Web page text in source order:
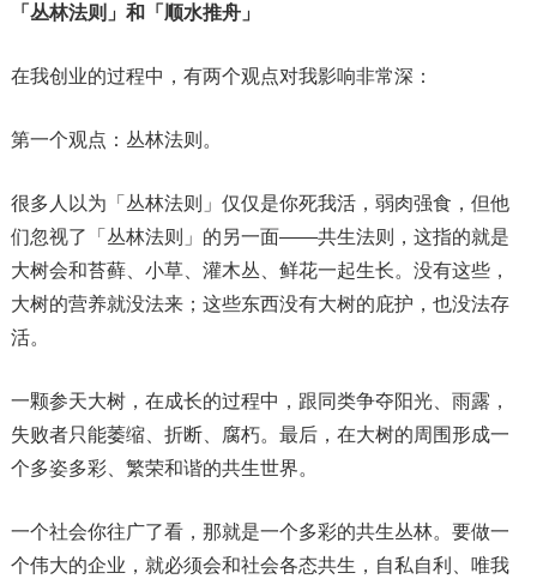
「丛林法则」和「顺水推舟」
在我创业的过程中，有两个观点对我影响非常深：
第一个观点：丛林法则。
很多人以为「丛林法则」仅仅是你死我活，弱肉强食，但他
们忽视了「丛林法则」的另一面——共生法则，这指的就是
大树会和苔藓、小草、灌木丛、鲜花一起生长。没有这些，
大树的营养就没法来；这些东西没有大树的庇护，也没法存
活。
一颗参天大树，在成长的过程中，跟同类争夺阳光、雨露，
失败者只能萎缩、折断、腐朽。最后，在大树的周围形成一
个多姿多彩、繁荣和谐的共生世界。
一个社会你往广了看，那就是一个多彩的共生丛林。要做一
个伟大的企业，就必须会和社会各态共生，自私自利、唯我